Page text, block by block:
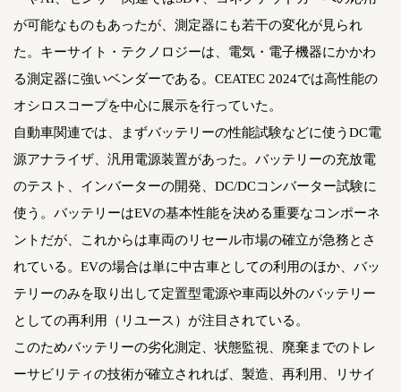
が可能なものもあったが、測定器にも若干の変化が見られ
た。キーサイト・テクノロジーは、電気・電子機器にかかわ
る測定器に強いベンダーである。CEATEC 2024では高性能の
オシロスコープを中心に展示を行っていた。
自動車関連では、まずバッテリーの性能試験などに使うDC電
源アナライザ、汎用電源装置があった。バッテリーの充放電
のテスト、インバーターの開発、DC/DCコンバーター試験に
使う。バッテリーはEVの基本性能を決める重要なコンポーネ
ントだが、これからは車両のリセール市場の確立が急務とさ
れている。EVの場合は単に中古車としての利用のほか、バッ
テリーのみを取り出して定置型電源や車両以外のバッテリー
としての再利用（リユース）が注目されている。
このためバッテリーの劣化測定、状態監視、廃棄までのトレ
ーサビリティの技術が確立されれば、製造、再利用、リサイ